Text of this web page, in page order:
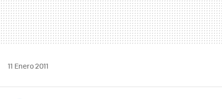
11 Enero 2011